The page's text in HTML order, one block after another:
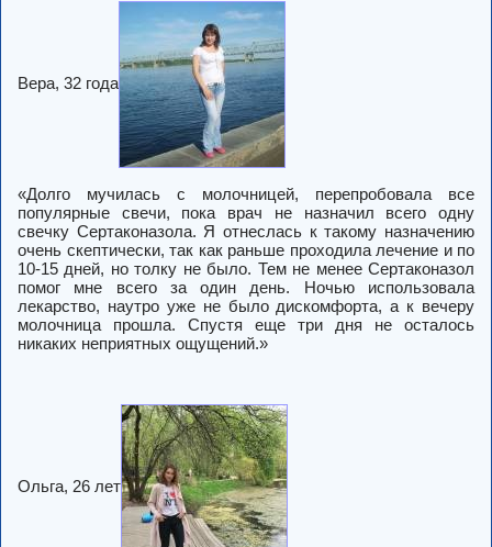
Вера, 32 года
«Долго мучилась с молочницей, перепробовала все
популярные свечи, пока врач не назначил всего одну
свечку Сертаконазола. Я отнеслась к такому назначению
очень скептически, так как раньше проходила лечение и по
10-15 дней, но толку не было. Тем не менее Сертаконазол
помог мне всего за один день. Ночью использовала
лекарство, наутро уже не было дискомфорта, а к вечеру
молочница прошла. Спустя еще три дня не осталось
никаких неприятных ощущений.»
Ольга, 26 лет